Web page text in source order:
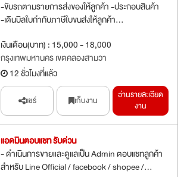
-ขับรถตามรายการส่งของให้ลูกค้า -ประกอบสินค้า
-เดินบิลใบกำกับภาษีใบขนส่งให้ลูกค้า...
เงินเดือน(บาท) : 15,000 - 18,000
กรุงเทพมหานคร เขตคลองสามวา
12 ชั่วโมงที่แล้ว
แชร์ เก็บงาน
อ่านรายละเอียด
งาน
แอดมินตอบแชท รับด่วน
- ดำเนินการขายและดูแลเป็น Admin ตอบแชทลูกค้า
สำหรับ Line Official / facebook / shopee /...